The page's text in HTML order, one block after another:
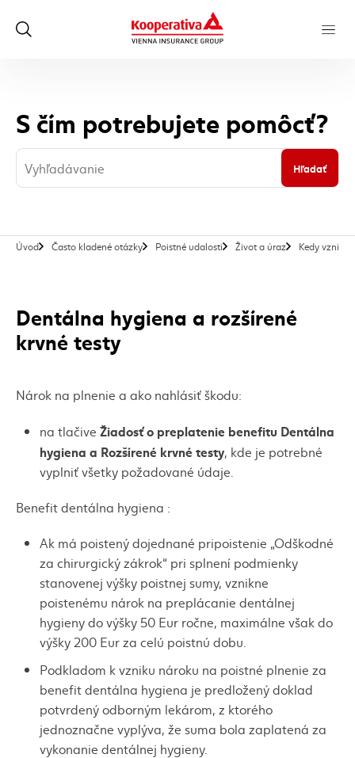
S čím potrebujete pomôcť?
Hľadať
Úvod Často kladené otázky Poistné udalosti Život a úraz Kedy vzniká
Dentálna hygiena a rozšírené
krvné testy
Nárok na plnenie a ako nahlásiť škodu:
na tlačive Žiadosť o preplatenie benefitu Dentálna
hygiena a Rozšírené krvné testy, kde je potrebné
vyplniť všetky požadované údaje.
Benefit dentálna hygiena :
Ak má poistený dojednané pripoistenie „Odškodné
za chirurgický zákrok“ pri splnení podmienky
stanovenej výšky poistnej sumy, vznikne
poistenému nárok na preplácanie dentálnej
hygieny do výšky 50 Eur ročne, maximálne však do
výšky 200 Eur za celú poistnú dobu.
Podkladom k vzniku nároku na poistné plnenie za
benefit dentálna hygiena je predložený doklad
potvrdený odborným lekárom, z ktorého
jednoznačne vyplýva, že suma bola zaplatená za
vykonanie dentálnej hygieny.